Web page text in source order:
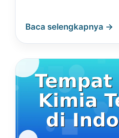
Baca selengkapnya →